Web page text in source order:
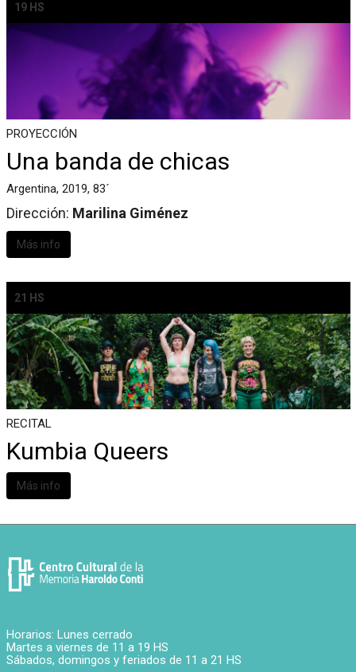
19 HS
PROYECCIÓN
Una banda de chicas
Argentina, 2019, 83´
Dirección: Marilina Giménez
Más info
21 HS
RECITAL
Kumbia Queers
Más info
Horarios: Lunes cerrado
Martes a viernes de 11 a 19 HS
Sábados, domingos y feriados de 11 a 21 HS